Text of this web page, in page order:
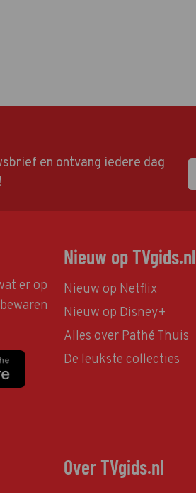
en ontvang iedere dag
er op
Nieuw op TVgids.nl
Nieuw op Netflix
Nieuw op Disney+
Alles over Pathé Thuis
De leukste collecties
Over TVgids.nl